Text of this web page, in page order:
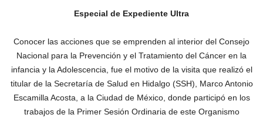
Especial de Expediente Ultra
Conocer las acciones que se emprenden al interior del Consejo
Nacional para la Prevención y el Tratamiento del Cáncer en la
infancia y la Adolescencia, fue el motivo de la visita que realizó el
titular de la Secretaría de Salud en Hidalgo (SSH), Marco Antonio
Escamilla Acosta, a la Ciudad de México, donde participó en los
trabajos de la Primer Sesión Ordinaria de este Organismo